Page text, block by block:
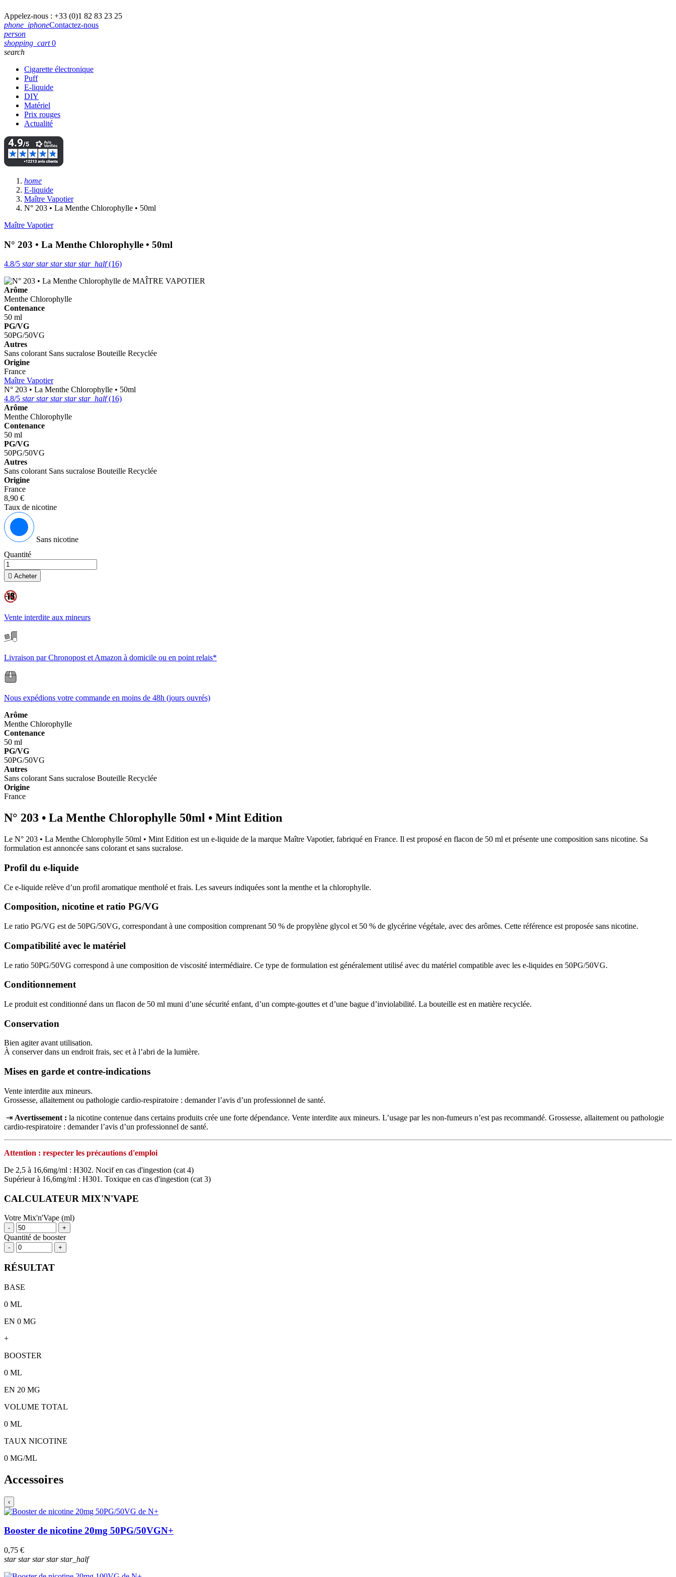
Appelez-nous : +33 (0)1 82 83 23 25
phone_iphoneContactez-nous
person
shopping_cart 0
search
Cigarette électronique
Puff
E-liquide
DIY
Matériel
Prix rouges
Actualité
home
E-liquide
Maître Vapotier
N° 203 • La Menthe Chlorophylle • 50ml
Maître Vapotier
N° 203 • La Menthe Chlorophylle • 50ml
4.8/5 starstarstarstarstar_half(16)
Arôme
Menthe Chlorophylle
Contenance
50 ml
PG/VG
50PG/50VG
Autres
Sans colorant Sans sucralose Bouteille Recyclée
Origine
France
Maître Vapotier
N° 203 • La Menthe Chlorophylle • 50ml
4.8/5 starstarstarstarstar_half(16)
Arôme
Menthe Chlorophylle
Contenance
50 ml
PG/VG
50PG/50VG
Autres
Sans colorant Sans sucralose Bouteille Recyclée
Origine
France
8,90 €
Taux de nicotine
Sans nicotine
Quantité
 Acheter
Vente interdite aux mineurs
Livraison par Chronopost et Amazon à domicile ou en point relais*
Nous expédions votre commande en moins de 48h (jours ouvrés)
Arôme
Menthe Chlorophylle
Contenance
50 ml
PG/VG
50PG/50VG
Autres
Sans colorant Sans sucralose Bouteille Recyclée
Origine
France
N° 203 • La Menthe Chlorophylle 50ml • Mint Edition
Le N° 203 • La Menthe Chlorophylle 50ml • Mint Edition est un e-liquide de la marque Maître Vapotier, fabriqué en France. Il est proposé en flacon de 50 ml et présente une composition sans nicotine. Sa
formulation est annoncée sans colorant et sans sucralose.
Profil du e-liquide
Ce e-liquide relève d’un profil aromatique mentholé et frais. Les saveurs indiquées sont la menthe et la chlorophylle.
Composition, nicotine et ratio PG/VG
Le ratio PG/VG est de 50PG/50VG, correspondant à une composition comprenant 50 % de propylène glycol et 50 % de glycérine végétale, avec des arômes. Cette référence est proposée sans nicotine.
Compatibilité avec le matériel
Le ratio 50PG/50VG correspond à une composition de viscosité intermédiaire. Ce type de formulation est généralement utilisé avec du matériel compatible avec les e-liquides en 50PG/50VG.
Conditionnement
Le produit est conditionné dans un flacon de 50 ml muni d’une sécurité enfant, d’un compte-gouttes et d’une bague d’inviolabilité. La bouteille est en matière recyclée.
Conservation
Bien agiter avant utilisation.
À conserver dans un endroit frais, sec et à l’abri de la lumière.
Mises en garde et contre-indications
Vente interdite aux mineurs.
Grossesse, allaitement ou pathologie cardio-respiratoire : demander l’avis d’un professionnel de santé.
⇥ Avertissement : la nicotine contenue dans certains produits crée une forte dépendance. Vente interdite aux mineurs. L’usage par les non‑fumeurs n’est pas recommandé. Grossesse, allaitement ou pathologie
cardio‑respiratoire : demander l’avis d’un professionnel de santé.
Attention : respecter les précautions d'emploi
De 2,5 à 16,6mg/ml : H302. Nocif en cas d'ingestion (cat 4)
Supérieur à 16,6mg/ml : H301. Toxique en cas d'ingestion (cat 3)
CALCULATEUR MIX'N'VAPE
Votre Mix'n'Vape (ml)
- +
Quantité de booster
- +
RÉSULTAT
BASE
0 ML
EN 0 MG
+
BOOSTER
0 ML
EN 20 MG
VOLUME TOTAL
0 ML
TAUX NICOTINE
0 MG/ML
Accessoires
‹
Booster de nicotine 20mg 50PG/50VGN+
0,75 €
starstarstarstarstar_half